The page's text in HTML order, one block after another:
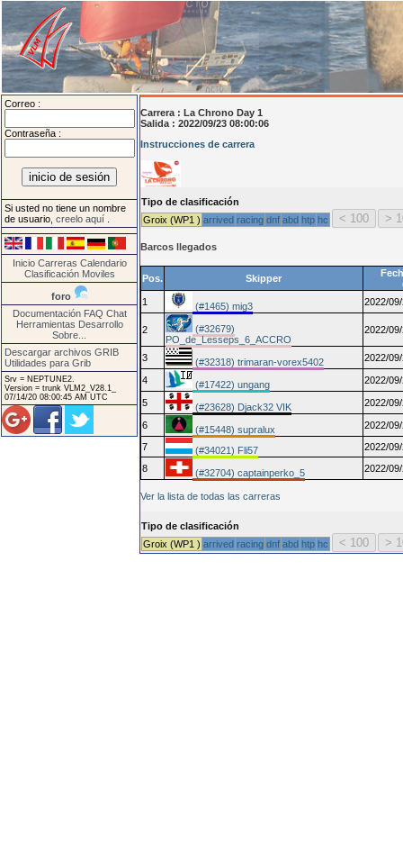
Correo :
Contraseña :
Si usted no tiene un nombre
de usuario, creelo aquí
Inicio Carreras Calendario
Clasificación Moviles
foro
Documentación FAQ Chat
Herramientas Desarrollo
Sobre...
Descargar archivos GRIB
Utilidades para Grib
Srv = NEPTUNE2.
Version = trunk VLM2_V28.1_
07/14/20 08:00:45 AM UTC
Carrera : La Chrono Day 1
Salida : 2022/09/23 08:00:06
Instrucciones de carrera
Tipo de clasificación
Groix (WP1 ) arrived racing dnf abd htp hc
Barcos llegados
Pos. Skipper
1
(#1465) mig3 2022/
2
(#32679)
PO_de_Lesseps_6_ACCRO
2022/
3 (#32318) trimaran-vorex5402 2022/
4 (#17422) ungang 2022/
5 (#23628) Djack32 VIK 2022/
6 (#15448) supralux
2022/
7
(#34021) Fli57
2022/
8
(#32704) captainperko_5 2022/
Ver la lista de todas las carreras
Tipo de clasificación
Groix (WP1 ) arrived racing dnf abd htp hc